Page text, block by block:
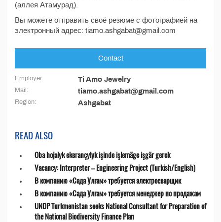
(аллея Атамурад).
Вы можете отправить своё резюме с фотографией на
электронный адрес: tiamo.ashgabat@gmail.com
Contact
Employer: Ti Amo Jewelry
Mail: tiamo.ashgabat@gmail.com
Region: Ashgabat
READ ALSO
Oba hojalyk ekerançylyk işinde işlemäge işgär gerek
Vacancy: Interpreter – Engineering Project (Turkish/English)
В компанию «Сада Улгам» требуется электросварщик
В компанию «Сада Улгам» требуется менеджер по продажам
UNDP Turkmenistan seeks National Consultant for Preparation of
the National Biodiversity Finance Plan